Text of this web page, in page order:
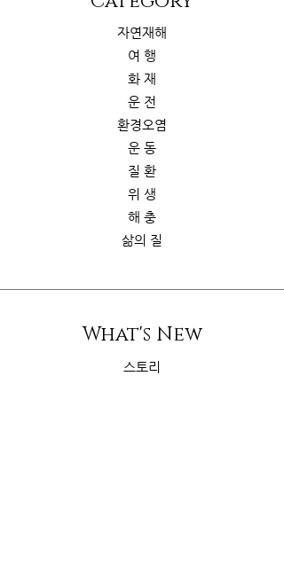
자연재해
여 행
화 재
운 전
환경오염
운 동
질 환
위 생
해 충
삶의 질
What's New
스토리